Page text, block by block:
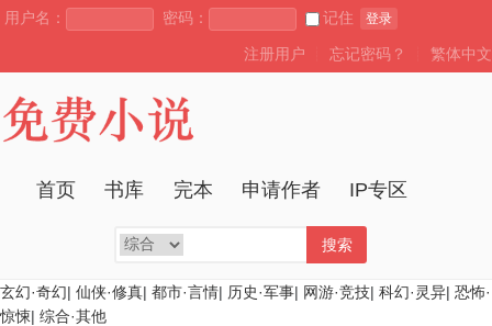
用户名： 密码： 记住 登录
注册用户 忘记密码？ 繁体中文
首页 书库 完本 申请作者 IP专区
搜索
玄幻·奇幻| 仙侠·修真| 都市·言情| 历史·军事| 网游·竞技| 科幻·灵异| 恐怖·
惊悚| 综合·其他